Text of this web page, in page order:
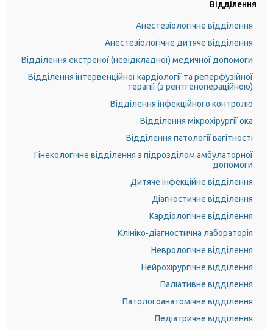
Відділення
Анестезіологічне відділення
Анестезіологічне дитяче відділення
Відділення екстреної (невідкладної) медичної допомоги
Відділення інтервенційної кардіології та реперфузійної
терапії (з рентгенопераційною)
Відділення інфекційного контролю
Відділення мікрохірургії ока
Відділення патології вагітності
Гінекологічне відділення з підрозділом амбулаторної
допомоги
Дитяче інфекційне відділення
Діагностичне відділення
Кардіологічне відділення
Клініко-діагностична лабораторія
Неврологічне відділення
Нейрохірургічне відділення
Паліативне відділення
Патологоанатомічне відділення
Педіатричне відділення